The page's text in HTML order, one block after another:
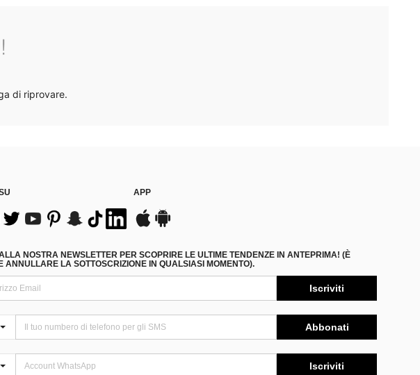
di riprovare.
APP
NOSTRA NEWSLETTER PER SCOPRIRE LE ULTIME TENDENZE IN ANTEPRIMA! (È
ANNULLARE LA SOTTOSCRIZIONE IN QUALSIASI MOMENTO).
Iscriviti
Abbonati
Iscriviti